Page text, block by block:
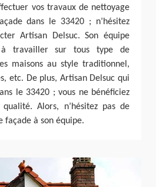
vos travaux de nettoyage
dans le 33420 ; n’hésitez
Artisan Delsuc. Son équipe
à travailler sur tous type de
maisons au style traditionnel,
etc. De plus, Artisan Delsuc qui
le 33420 ; vous ne bénéficiez
Alors, n’hésitez pas de
façade à son équipe.